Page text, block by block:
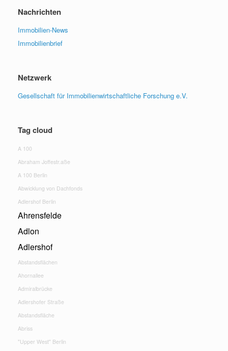
Nachrichten
Immobilien-News
Immobilienbrief
Netzwerk
Gesellschaft für Immobilienwirtschaftliche Forschung e.V.
Tag cloud
A 100
Abraham Joffestr.aße
A 100 Berlin
Abwicklung von Dachfonds
Adlershof Berlin
Ahrensfelde
Adlon
Adlershof
Abstandsflächen
Ahornallee
Admiralbrücke
Adlershofer Straße
Abstandsfläche
Abriss
"Upper West" Berlin